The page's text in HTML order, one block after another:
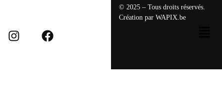
© 2025 – Tous droits réservés.
Création par WAPIX.be